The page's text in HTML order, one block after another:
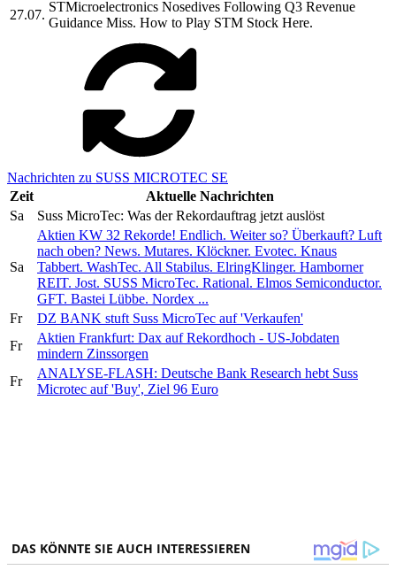
27.07.
STMicroelectronics Nosedives Following Q3 Revenue
Guidance Miss. How to Play STM Stock Here.
Nachrichten zu SUSS MICROTEC SE
Zeit
Aktuelle Nachrichten
Sa
Suss MicroTec: Was der Rekordauftrag jetzt auslöst
Sa
Aktien KW 32 Rekorde! Endlich. Weiter so? Überkauft? Luft
nach oben? News. Mutares. Klöckner. Evotec. Knaus
Tabbert. WashTec. All Stabilus. ElringKlinger. Hamborner
REIT. Jost. SUSS MicroTec. Rational. Elmos Semiconductor.
GFT. Bastei Lübbe. Nordex ...
Fr
DZ BANK stuft Suss MicroTec auf 'Verkaufen'
Fr
Aktien Frankfurt: Dax auf Rekordhoch - US-Jobdaten
mindern Zinssorgen
Fr
ANALYSE-FLASH: Deutsche Bank Research hebt Suss
Microtec auf 'Buy', Ziel 96 Euro